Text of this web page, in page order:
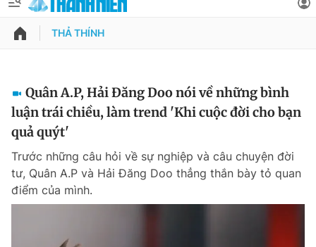
QUẢNG CÁO
Chuyên mục
Chuyên mục khác
Chào ngày mới
Tin thị trường
Thông tin tài khoản
Đổi mật khẩu
Tin đã xem
THẢ THÍNH
Quân A.P, Hải Đăng Doo nói về những bình
luận trái chiều, làm trend 'Khi cuộc đời cho bạn
quả quýt'
Trước những câu hỏi về sự nghiệp và câu chuyện đời
tư, Quân A.P và Hải Đăng Doo thẳng thắn bày tỏ quan
điểm của mình.